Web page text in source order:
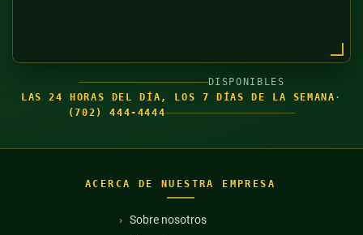
DISPONIBLES
LAS 24 HORAS DEL DÍA, LOS 7 DÍAS DE LA SEMANA ·
(702) 444-4444
ACERCA DE NUESTRA EMPRESA
Sobre nosotros